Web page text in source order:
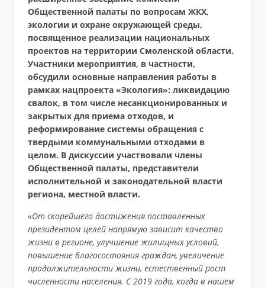
Общественной палаты по вопросам ЖКХ,
экологии и охране окружающей среды,
посвященное реализации национальных
проектов на территории Смоленской области.
Участники мероприятия, в частности,
обсудили основные направления работы в
рамках нацпроекта «Экология»: ликвидацию
свалок, в том числе несанкционированных и
закрытых для приема отходов, и
реформирование системы обращения с
твердыми коммунальными отходами в
целом. В дискуссии участвовали члены
Общественной палаты, представители
исполнительной и законодательной власти
региона, местной власти.
«От скорейшего достижения поставленных
президентом целей напрямую зависит качество
жизни в регионе, улучшение жилищных условий,
повышение благосостояния граждан, увеличение
продолжительности жизни, естественный рост
численности населения. С 2019 года, когда в нашем